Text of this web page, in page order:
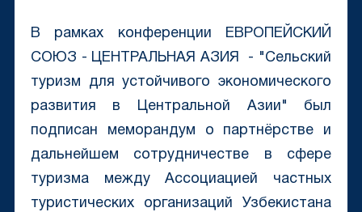
В рамках конференции ЕВРОПЕЙСКИЙ
СОЮЗ - ЦЕНТРАЛЬНАЯ АЗИЯ - "Сельский
туризм для устойчивого экономического
развития в Центральной Азии" был
подписан меморандум о партнёрстве и
дальнейшем сотрудничестве в сфере
туризма между Ассоциацией частных
туристических организаций Узбекистана